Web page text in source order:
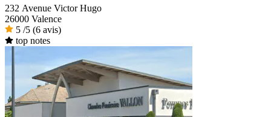
232 Avenue Victor Hugo
26000 Valence
5 /5 (6 avis)
top notes